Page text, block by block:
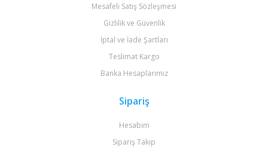
Mesafeli Satış Sözleşmesi
Gizlilik ve Güvenlik
İptal ve İade Şartları
Teslimat Kargo
Banka Hesaplarımız
Sipariş
Hesabım
Sipariş Takip